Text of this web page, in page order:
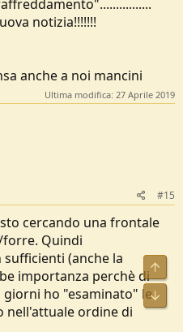
notizia!!!!!!!
anche a noi mancini
Ultima modifica: 27 Aprile 2019
#15
cercando una frontale
Quindi
(anche la
importanza perchè di
ho "esaminato" le
nell'attuale ordine di